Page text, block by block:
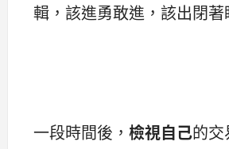
輯，該進勇敢進，該出閉著
一段時間後， 檢視自己的